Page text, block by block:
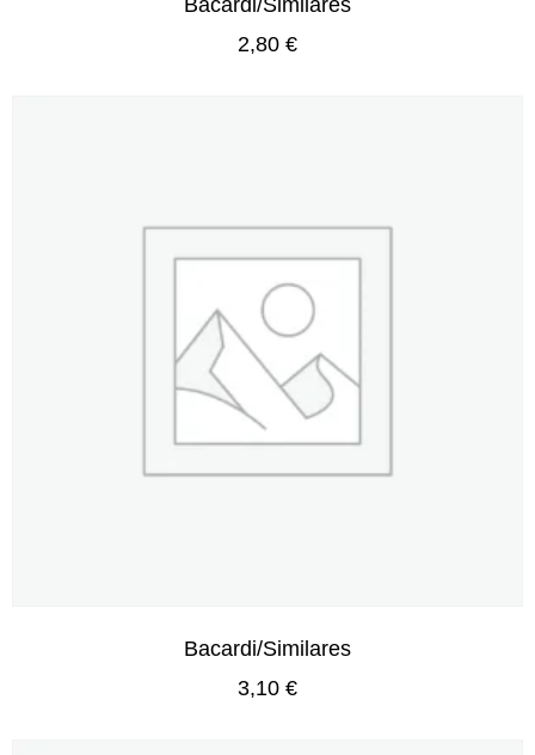
2,80 €
Bacardi/Similares
3,10 €